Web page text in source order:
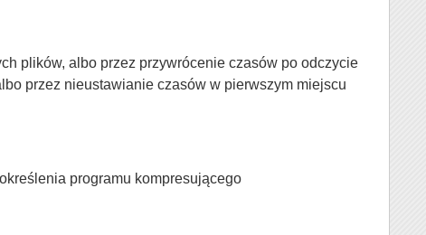
plików, albo przez przywrócenie czasów po odczycie
przez nieustawianie czasów w pierwszym miejscu
programu kompresującego